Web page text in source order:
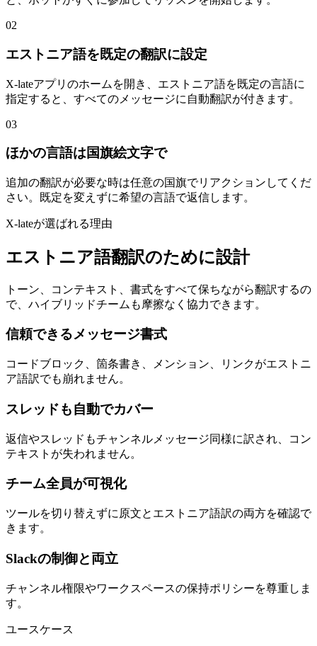
02
エストニア語を既定の翻訳に設定
X-lateアプリのホームを開き、エストニア語を既定の言語に
指定すると、すべてのメッセージに自動翻訳が付きます。
03
ほかの言語は国旗絵文字で
追加の翻訳が必要な時は任意の国旗でリアクションしてくだ
さい。既定を変えずに希望の言語で返信します。
X-lateが選ばれる理由
エストニア語翻訳のために設計
トーン、コンテキスト、書式をすべて保ちながら翻訳するの
で、ハイブリッドチームも摩擦なく協力できます。
信頼できるメッセージ書式
コードブロック、箇条書き、メンション、リンクがエストニ
ア語訳でも崩れません。
スレッドも自動でカバー
返信やスレッドもチャンネルメッセージ同様に訳され、コン
テキストが失われません。
チーム全員が可視化
ツールを切り替えずに原文とエストニア語訳の両方を確認で
きます。
Slackの制御と両立
チャンネル権限やワークスペースの保持ポリシーを尊重しま
す。
ユースケース